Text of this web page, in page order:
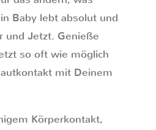
Baby lebt absolut und
und Jetzt. Genieße
so oft wie möglich
mit Deinem
Körperkontakt,